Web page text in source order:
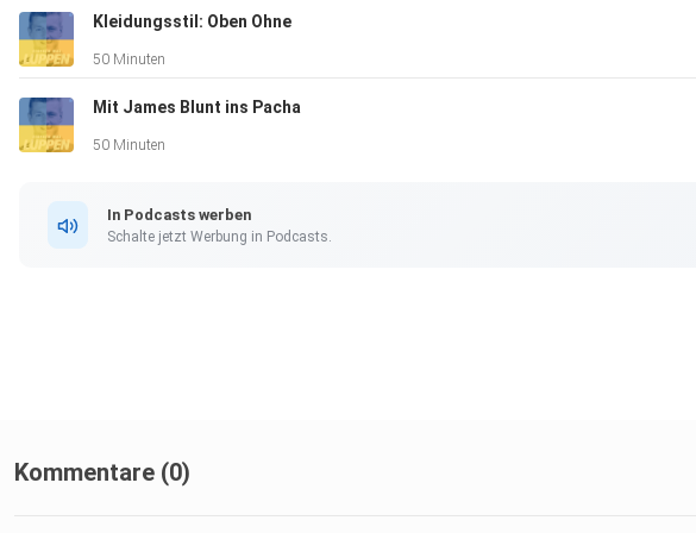
Kleidungsstil: Oben Ohne
50 Minuten
Mit James Blunt ins Pacha
50 Minuten
In Podcasts werben
Schalte jetzt Werbung in Podcasts.
Kommentare (0)